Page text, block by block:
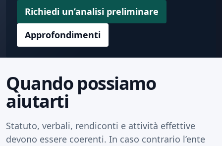
Richiedi un’analisi preliminare
Approfondimenti
Quando possiamo
aiutarti
Statuto, verbali, rendiconti e attività effettive
devono essere coerenti. In caso contrario l’ente